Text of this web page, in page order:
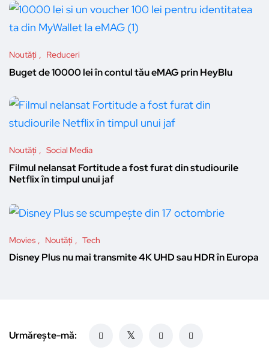
Noutăți Reduceri
Buget de 10000 lei în contul tău eMAG prin HeyBlu
Noutăți Social Media
Filmul nelansat Fortitude a fost furat din studiourile
Netflix în timpul unui jaf
Movies Noutăți Tech
Disney Plus nu mai transmite 4K UHD sau HDR în Europa
Urmărește-mă: